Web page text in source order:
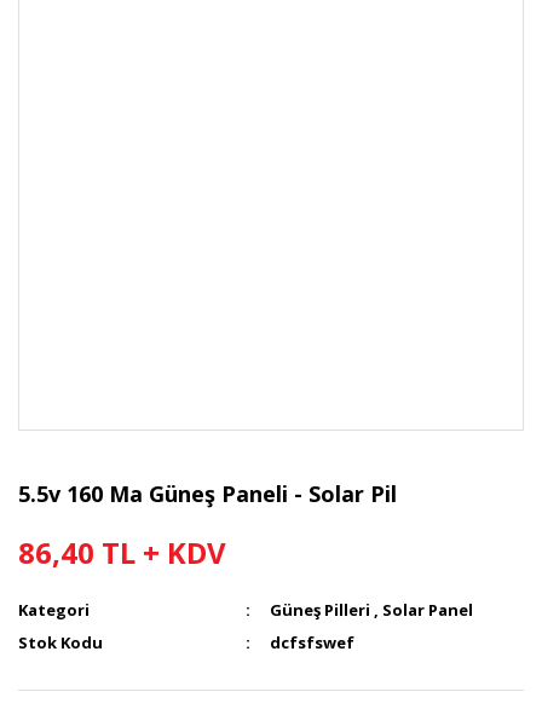
5.5v 160 Ma Güneş Paneli - Solar Pil
86,40 TL + KDV
Kategori
Güneş Pilleri , Solar Panel
Stok Kodu
dcfsfswef